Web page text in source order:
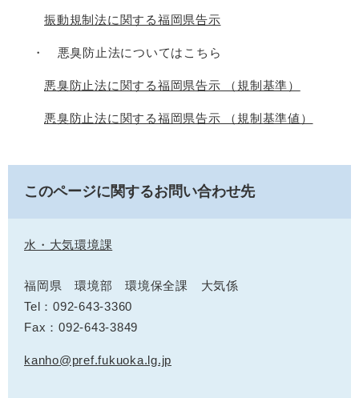
振動規制法に関する福岡県告示
・ 悪臭防止法についてはこちら
悪臭防止法に関する福岡県告示 （規制基準）
悪臭防止法に関する福岡県告示 （規制基準値）
このページに関するお問い合わせ先
水・大気環境課
福岡県 環境部 環境保全課 大気係
Tel：092-643-3360
Fax：092-643-3849
kanho@pref.fukuoka.lg.jp